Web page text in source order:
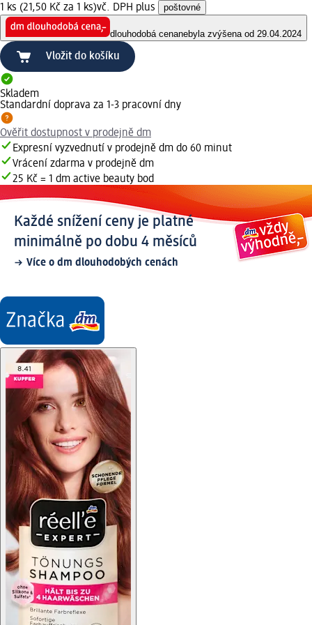
1 ks (21,50 Kč za 1 ks)vč. DPH plus poštovné
dlouhodobá cenanebyla zvýšena od 29.04.2024
Vložit do košíku
Skladem
Standardní doprava za 1-3 pracovní dny
Ověřit dostupnost v prodejně dm
Expresní vyzvednutí v prodejně dm do 60 minut
Vrácení zdarma v prodejně dm
25 Kč = 1 dm active beauty bod
Každé snížení ceny je platné
minimálně po dobu 4 měsíců
Více o dm dlouhodobých cenách